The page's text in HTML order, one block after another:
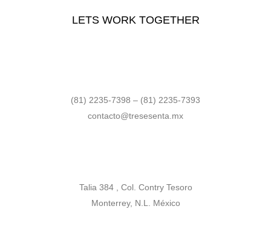
LETS WORK TOGETHER
(81) 2235-7398 – (81) 2235-7393
contacto@tresesenta.mx
Talia 384 , Col. Contry Tesoro
Monterrey, N.L. México